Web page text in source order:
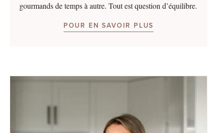
gourmands de temps à autre. Tout est question d’équilibre.
POUR EN SAVOIR PLUS